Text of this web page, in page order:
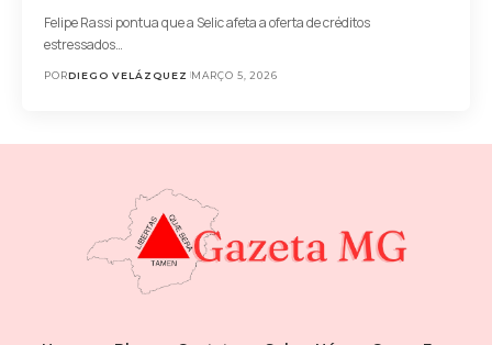
Felipe Rassi pontua que a Selic afeta a oferta de créditos
estressados…
PORDIEGO VELÁZQUEZ MARÇO 5, 2026